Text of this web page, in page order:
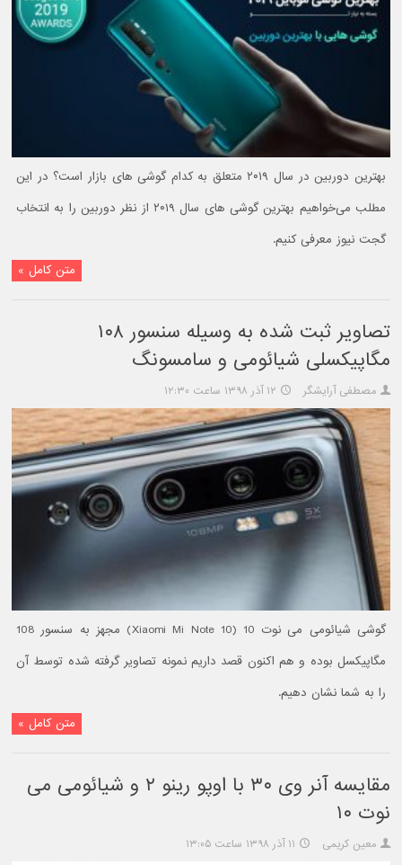
بهترین دوربین در سال ۲۰۱۹ متعلق به کدام گوشی های بازار است؟ در این
مطلب می‌خواهیم بهترین گوشی های سال ۲۰۱۹ از نظر دوربین را به انتخاب
گجت نیوز معرفی کنیم.
متن کامل »
تصاویر ثبت شده به وسیله سنسور ۱۰۸
مگاپیکسلی شیائومی و سامسونگ
مصطفی آرایشگر ۱۲ آذر ۱۳۹۸ ساعت ۱۲:۳۰
گوشی شیائومی می نوت 10 (Xiaomi Mi Note 10) مجهز به سنسور 108
مگاپیکسل بوده و هم اکنون قصد داریم نمونه تصاویر گرفته شده توسط آن
را به شما نشان دهیم.
متن کامل »
مقایسه آنر وی ۳۰ با اوپو رینو ۲ و شیائومی می
نوت ۱۰
معین کریمی ۱۱ آذر ۱۳۹۸ ساعت ۱۳:۰۵